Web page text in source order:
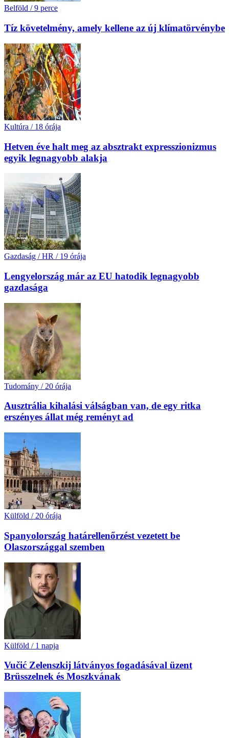
Belföld / 9 perce
Tíz követelmény, amely kellene az új klímatörvénybe
Kultúra / 18 órája
Hetven éve halt meg az absztrakt expresszionizmus
egyik legnagyobb alakja
Gazdaság / HR / 19 órája
Lengyelország már az EU hatodik legnagyobb
gazdasága
Tudomány / 20 órája
Ausztrália kihalási válságban van, de egy ritka
erszényes állat még reményt ad
Külföld / 20 órája
Spanyolország határellenőrzést vezetett be
Olaszországgal szemben
Külföld / 1 napja
Vučić Zelenszkij látványos fogadásával üzent
Brüsszelnek és Moszkvának